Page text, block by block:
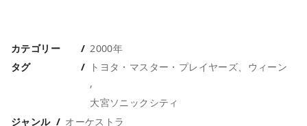
カテゴリー
2000年
タグ
トヨタ・マスター・プレイヤーズ、ウィーン
大宮ソニックシティ
ジャンル
オーケストラ